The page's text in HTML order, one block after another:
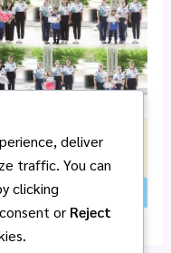
deliver
traffic. You can
clicking
or Reject